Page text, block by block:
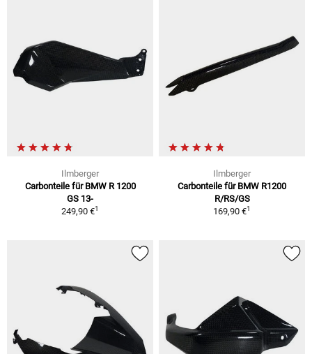
Ilmberger
Carbonteile für BMW R 1200
GS 13-
249,90 €1
Ilmberger
Carbonteile für BMW R1200
R/RS/GS
169,90 €1